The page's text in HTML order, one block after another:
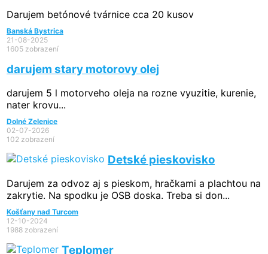
Darujem betónové tvárnice cca 20 kusov
Banská Bystrica
21-08-2025
1605 zobrazení
darujem stary motorovy olej
darujem 5 l motorveho oleja na rozne vyuzitie, kurenie,
nater krovu...
Dolné Zelenice
02-07-2026
102 zobrazení
Detské pieskovisko
Darujem za odvoz aj s pieskom, hračkami a plachtou na
zakrytie. Na spodku je OSB doska. Treba si don...
Košťany nad Turcom
12-10-2024
1988 zobrazení
Teplomer